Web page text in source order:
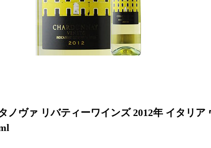
ノヴァ リバティーワインズ 2012年 イタリア